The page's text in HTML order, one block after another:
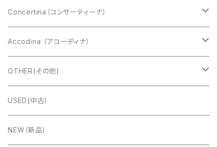
Cooperfisa(コーペルフィサ)
Exelsior(エキセルシァー)
Bugari(ブガリ)
Titano(タイタノ)
Accormate(アコメッテ)
CROMATIC(クロマチック)
DIATONIC（ダイアトニック）
Alfred Arnold（AA:ドブレアー）
Ernst Luis Arnold(ELA:エラ)
PREMIER(プレミア）
Concertina（コンサーティーナ）
アングロコンサーティーナ
イングリッシュコンサーティーナ
Charles Wheatstone
Accodina （アコーディナ）
Marcel Druex
OTHER(その他)
楽器ケース
FUSELLI（フセリ）
楽譜
USED(中古）
NEW（新品）